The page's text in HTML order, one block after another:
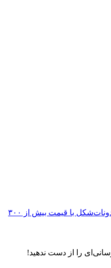
اولین دستگاه OpenAI یک اسپیکر دونات‌شکل با قیمت بیش از ۳۰۰
را از دست ندهید!